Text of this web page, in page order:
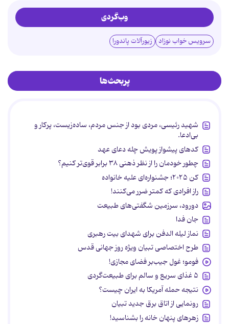
وب‌گردی
سرویس خواب نوزاد زیورآلات پاندورا
پربحث‌ها
شهید رئیسی، مردی بود از جنس مردم، ساده‌زیست، پرکار و
بی‌ادعا.
کدهای پیشواز پویش چله دعای عهد
چطور خودمان را از نظر ذهنی ۳۸ برابر قوی‌تر کنیم؟
کن ۲۰۲۵؛ جشنواره‌ای علیه خانواده
راز افرادی که کمتر ضرر می‌کنند!
دورود، سرزمین شگفتی‌های طبیعت
جان فدا
نماز لیله الدفن برای شهدای بیت رهبری
طرح اختصاصی تبیان ویژه روز جهانی قدس
فومو؛ غول جیب‌بر فضای مجازی!
۵ غذای سریع و سالم برای طبیعت‌گردی
نتیجه حمله آمریکا به ایران چیست؟
رونمایی از اتاق برق جدید تبیان
زهرهای پنهان خانه را بشناسید!